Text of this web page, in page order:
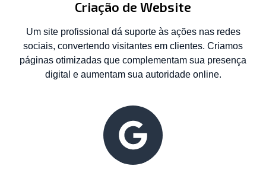
Criação de Website
Um site profissional dá suporte às ações nas redes
sociais, convertendo visitantes em clientes. Criamos
páginas otimizadas que complementam sua presença
digital e aumentam sua autoridade online.